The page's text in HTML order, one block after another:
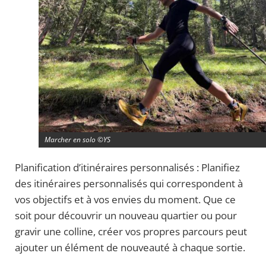
Marcher en solo ©YS
Planification d’itinéraires personnalisés : Planifiez
des itinéraires personnalisés qui correspondent à
vos objectifs et à vos envies du moment. Que ce
soit pour découvrir un nouveau quartier ou pour
gravir une colline, créer vos propres parcours peut
ajouter un élément de nouveauté à chaque sortie.